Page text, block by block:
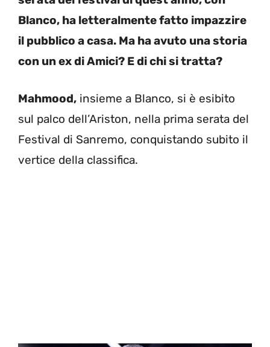
Blanco, ha letteralmente fatto impazzire
il pubblico a casa. Ma ha avuto una storia
con un ex di Amici? E di chi si tratta?
Mahmood, insieme a Blanco, si è esibito
sul palco dell’Ariston, nella prima serata del
Festival di Sanremo, conquistando subito il
vertice della classifica.